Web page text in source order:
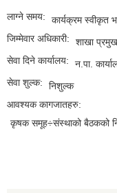
लाग्ने समय:
कार्यक्रम स्वीकृत
जिम्मेवार अधिकारी:
शाखा
सेवा दिने कार्यालय:
न.पा.
सेवा शुल्क:
निशुल्क
आवश्यक कागजातहरु:
कृषक समूह÷संस्थाको बैठकको